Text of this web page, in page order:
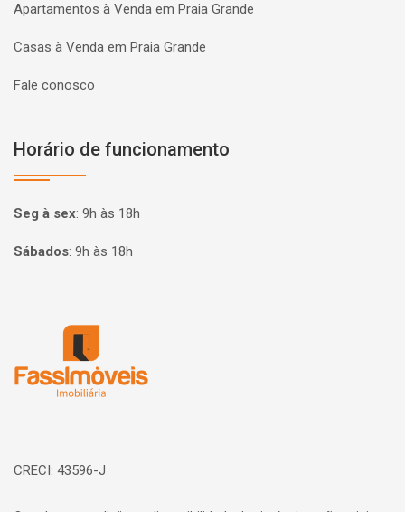
Apartamentos à Venda em Praia Grande
Casas à Venda em Praia Grande
Fale conosco
Horário de funcionamento
Seg à sex: 9h às 18h
Sábados: 9h às 18h
CRECI: 43596-J